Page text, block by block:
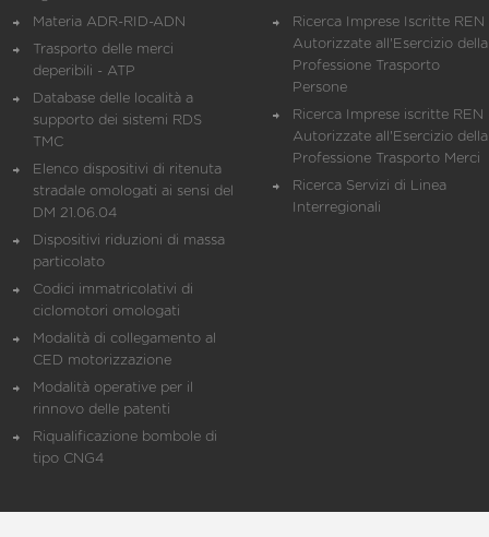
Materia ADR-RID-ADN
Trasporto delle merci
deperibili - ATP
Database delle località a
supporto dei sistemi RDS
TMC
Elenco dispositivi di ritenuta
stradale omologati ai sensi del
DM 21.06.04
Dispositivi riduzioni di massa
particolato
Codici immatricolativi di
ciclomotori omologati
Modalità di collegamento al
CED motorizzazione
Modalità operative per il
rinnovo delle patenti
Riqualificazione bombole di
tipo CNG4
Ricerca Imprese Iscritte REN
Autorizzate all'Esercizio della
Professione Trasporto
Persone
Ricerca Imprese iscritte REN
Autorizzate all'Esercizio della
Professione Trasporto Merci
Ricerca Servizi di Linea
Interregionali